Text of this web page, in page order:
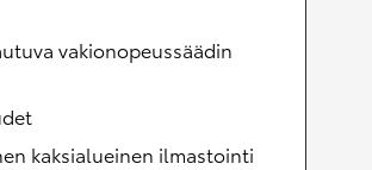
vakionopeussäädin
kaksialueinen ilmastointi